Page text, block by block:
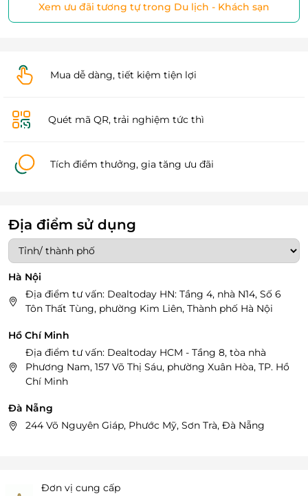
Xem ưu đãi tương tự trong Du lịch - Khách sạn
Mua dễ dàng, tiết kiệm tiện lợi
Quét mã QR, trải nghiệm tức thì
Tích điểm thưởng, gia tăng ưu đãi
Địa điểm sử dụng
Hà Nội
Địa điểm tư vấn: Dealtoday HN: Tầng 4, nhà N14, Số 6
Tôn Thất Tùng, phường Kim Liên, Thành phố Hà Nội
Hồ Chí Minh
Địa điểm tư vấn: Dealtoday HCM - Tầng 8, tòa nhà
Phương Nam, 157 Võ Thị Sáu, phường Xuân Hòa, TP. Hồ
Chí Minh
Đà Nẵng
244 Võ Nguyên Giáp, Phước Mỹ, Sơn Trà, Đà Nẵng
Đơn vị cung cấp